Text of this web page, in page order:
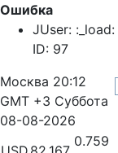
Ошибка
JUser:
ID: 97
Москва 20:12
GMT +3 Суббота
08-08-2026
0.759